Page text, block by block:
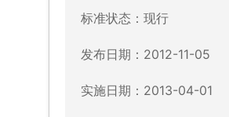
标准状态：现行
发布日期：2012-11-05
实施日期：2013-04-01